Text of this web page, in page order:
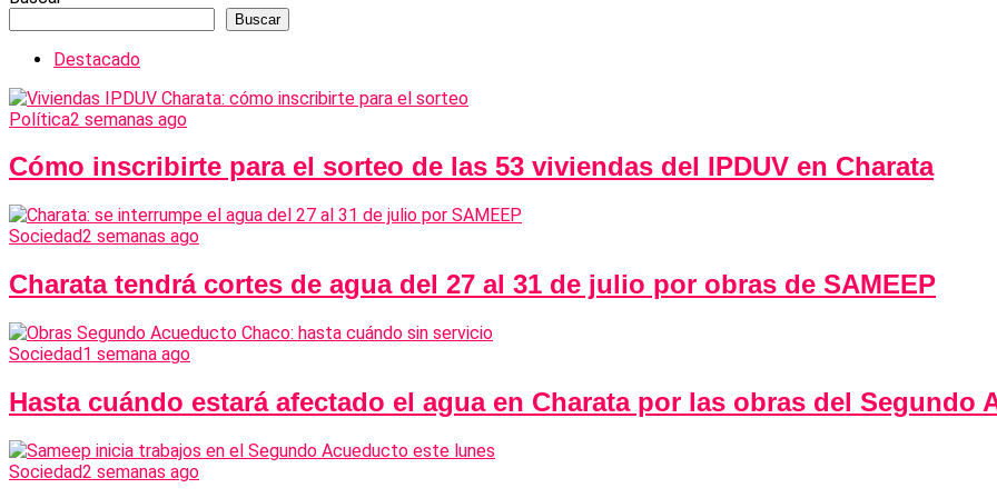
Buscar
Destacado
Política2 semanas ago
Cómo inscribirte para el sorteo de las 53 viviendas del IPDUV en Charata
Sociedad2 semanas ago
Charata tendrá cortes de agua del 27 al 31 de julio por obras de SAMEEP
Sociedad1 semana ago
Hasta cuándo estará afectado el agua en Charata por las obras del Segundo
Sociedad2 semanas ago